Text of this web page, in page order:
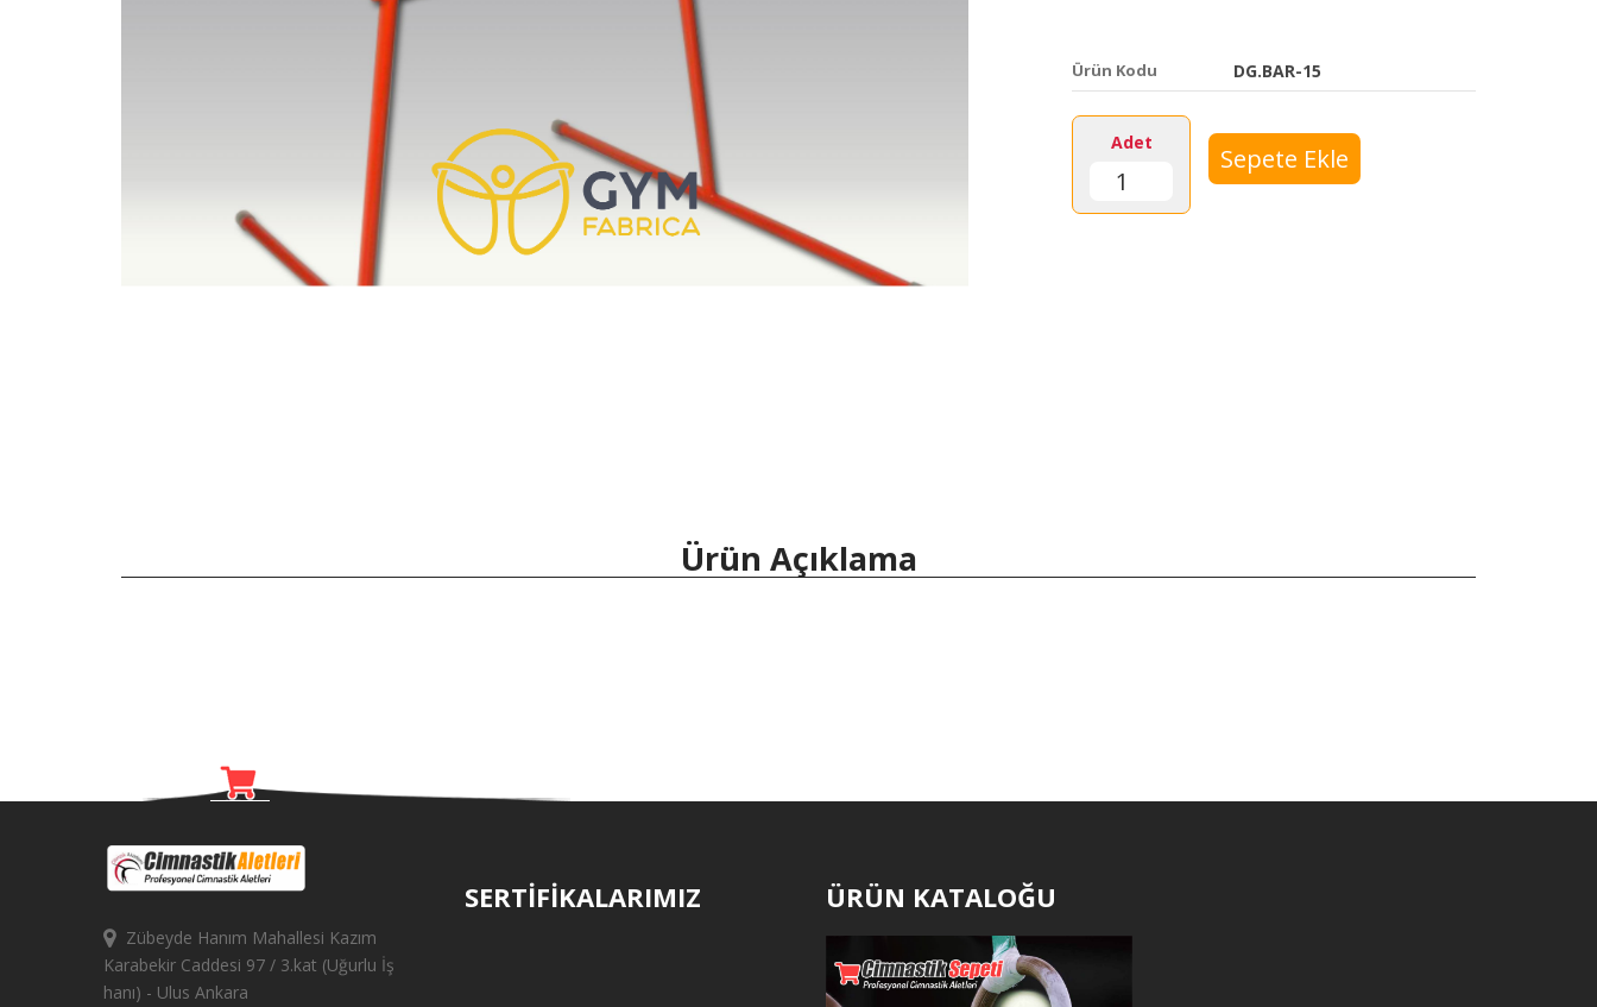
Ürün Kodu DG.BAR-15
Adet
Ürün Açıklama
Zübeyde Hanım Mahallesi Kazım
Karabekir Caddesi 97 / 3.kat (Uğurlu İş
hanı) - Ulus Ankara
SERTİFİKALARIMIZ ÜRÜN KATALOĞU